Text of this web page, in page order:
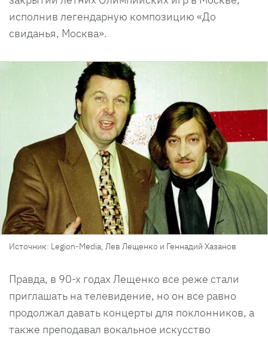
исполнив легендарную композицию «До
свиданья, Москва».
Источник: Legion-Media, Лев Лещенко и Геннадий Хазанов
Правда, в 90-х годах Лещенко все реже стали
приглашать на телевидение, но он все равно
продолжал давать концерты для поклонников, а
также преподавал вокальное искусство